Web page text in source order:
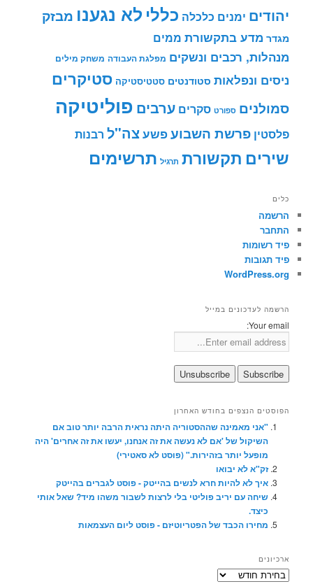
יהודים ימנים כלכלה כללי לא נגענו מבזק
מגדר מדע בתקשורת ממים
מנהלות, רכבים ונשקים מפלגת העבודה משחק מילים
ניסים ונפלאות סטודנטים סטטיסטיקה סטיקרים
סמולנים ספורט סקרים ערבים פוליטיקה
פלסטין פרשת השבועפשעצה"ל רבנות
שירים תקשורת תרגיל תרשימים
כלים
הרשמה
התחבר
פיד רשומות
פיד תגובות
WordPress.org
הרשמה לעדכונים במייל
Your email:
הפוסטים הנצפים בחודש האחרון
"אני מאמינה שההסטוריה היתה נראית הרבה יותר טוב אם
השיקול של 'אם לא נעשה את זה אנחנו, יעשו את זה אחרים' היה
מופעל יותר בזהירות." (פוסט לא סאטירי)
זק"א לא יבואו
איך לא להיות חרא לנשים בהייטק - פוסט לגברים בהייטק
שיחה עם יריב פוליטי בלי לרצות לשבור משהו מיד? שאל אותי
כיצד.
מחירו הכבד של הפטריוטיזם - פוסט ליום העצמאות
ארכיונים
ארכיונים